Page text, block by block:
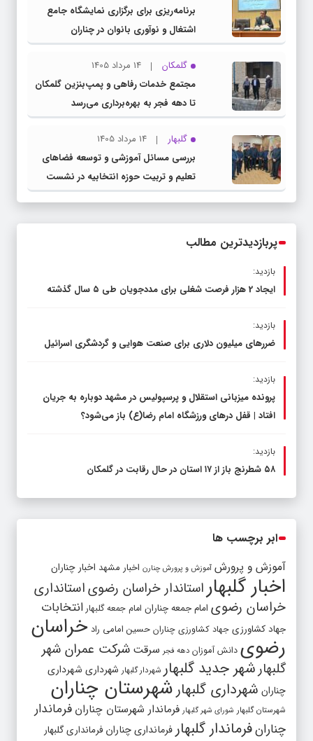
برنامه‌ریزی برای برگزاری نمایشگاه جامع
اشتغال و نوآوری بانوان در چناران
گلمکان
14 مرداد 1405
مجتمع خدمات رفاهی و پمپ‌بنزین گلمکان
تا دهه فجر به بهره‌برداری می‌رسد
گلبهار
14 مرداد 1405
بررسی مسائل آموزشی و توسعه فضاهای
تعلیم و تربیت حوزه انتخابیه در نشست
مشترک عضو کمیسیون آموزش مجلس با
پربازدیدترین مطالب
بازدید:
ایجاد 2 هزار فرصت شغلی برای مددجویان طی ۵ سال گذشته
بازدید:
ضررهای میلیون دلاری برای صنعت هوایی و گردشگری اسرائیل
بازدید:
پرونده میزبانی استقلال و پرسپولیس در مشهد دوباره به جریان
افتاد | قفل در‌های ورزشگاه امام رضا(ع) باز می‌شود؟
بازدید:
۵۸ شطرنج‌ باز از ۱۷ استان در حال رقابت در گلمکان
ابر برچسب ها
آموزش و پرورش آموزش و پرورش چنارن اخبار مشهد اخبار چناران
اخبار گلبهار استاندار خراسان رضویاستانداری
خراسان رضوی امام جمعه چناران امام جمعه گلبهار انتخابات
جهاد کشاورزی جهاد کشاورزی چناران حسین امامی راد خراسان
رضوی دانش آموزان دهه فجر سرقت شرکت عمران شهر
گلبهارشهر جدید گلبهار شهردار گلبهار شهرداری شهرداری
چناران شهرداری گلبهار شهرستان چناران
شهرستان گلبهار شورای شهر گلبهار فرماندار شهرستان چناران فرماندار
چنارانفرماندار گلبهار فرمانداری چناران فرمانداری گلبهار